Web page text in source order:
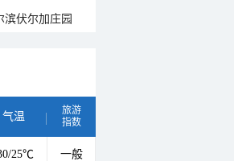
滨伏尔加庄园
气温
旅游
指数
25℃ 一般